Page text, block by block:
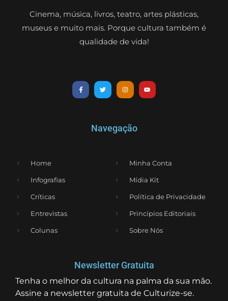
Cinema, música, livros, teatro, artes plásticas,
museus e muito mais. Porque cultura também é
qualidade de vida!
Navegação
Home
Infografias
Críticas
Entrevistas
Colunas
Minha Conta
Mídia Kit
Política de Privacidade
Princípios Editoriais
Sobre Nós
Newsletter Gratuita
Tenha o melhor da cultura na palma da sua mão.
Assine a newsletter gratuita de Culturize-se.